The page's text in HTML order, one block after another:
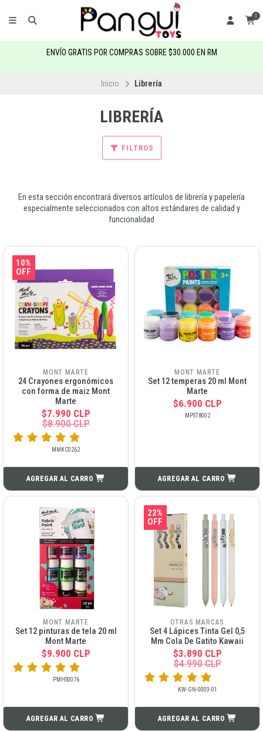
0
ENVÍO GRATIS POR COMPRAS SOBRE $30.000 EN RM
Inicio Librería
LIBRERÍA
FILTROS
En esta sección encontrará diversos artículos de librería y papelería
especialmente seleccionados con altos estándares de calidad y
funcionalidad
10%
OFF
MONT MARTE
24 Crayones ergonómicos
con forma de maiz Mont
Marte
$7.990 CLP
$8.900 CLP
MMKC0262
AGREGAR AL CARRO
MONT MARTE
Set 12 temperas 20 ml Mont
Marte
$6.900 CLP
MPST8002
AGREGAR AL CARRO
MONT MARTE
Set 12 pinturas de tela 20 ml
Mont Marte
$9.900 CLP
PMHS0076
AGREGAR AL CARRO
22%
OFF
OTRAS MARCAS
Set 4 Lápices Tinta Gel 0,5
Mm Cola De Gatito Kawaii
$3.890 CLP
$4.990 CLP
KW-GN-0003-01
AGREGAR AL CARRO